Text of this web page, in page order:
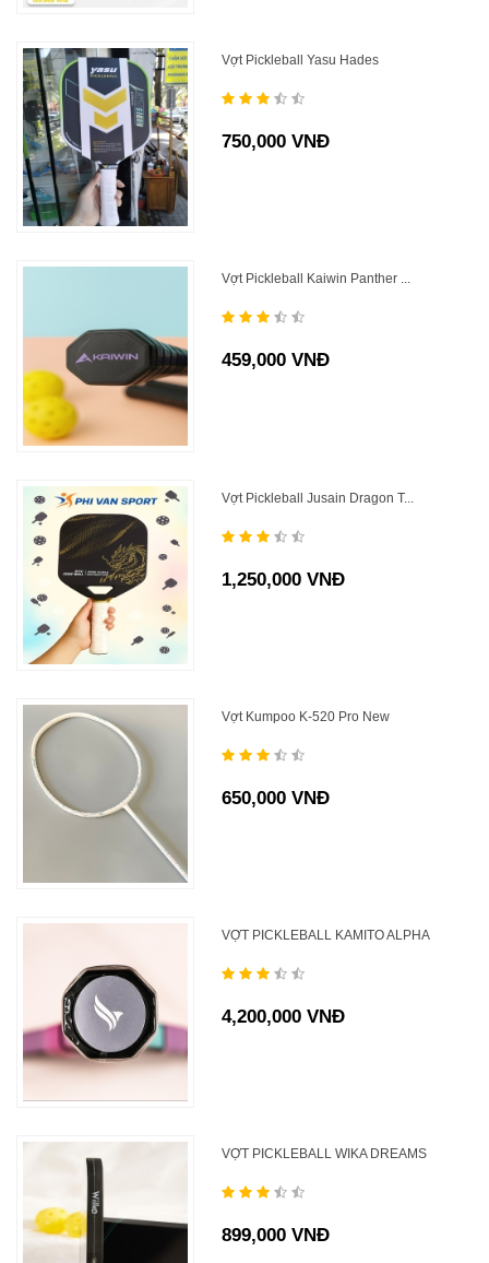
Vợt Pickleball Yasu Hades
750,000 VNĐ
Vợt Pickleball Kaiwin Panther ...
459,000 VNĐ
Vợt Pickleball Jusain Dragon T...
1,250,000 VNĐ
Vợt Kumpoo K-520 Pro New
650,000 VNĐ
VỢT PICKLEBALL KAMITO ALPHA
4,200,000 VNĐ
VỢT PICKLEBALL WIKA DREAMS
899,000 VNĐ